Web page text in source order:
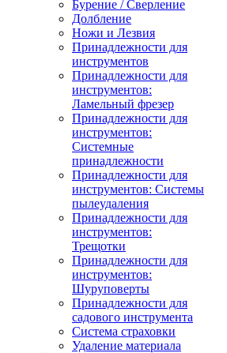
Бурение / Сверление
Долбление
Ножи и Лезвия
Принадлежности для
инструментов
Принадлежности для
инструментов:
Ламельный фрезер
Принадлежности для
инструментов:
Системные
принадлежности
Принадлежности для
инструментов: Системы
пылеудаления
Принадлежности для
инструментов:
Трещотки
Принадлежности для
инструментов:
Шуруповерты
Принадлежности для
садового инструмента
Система страховки
Удаление материала